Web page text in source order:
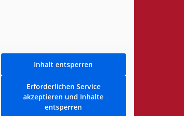
Inhalt entsperren
Erforderlichen Service
akzeptieren und Inhalte
entsperren